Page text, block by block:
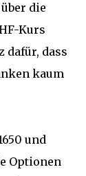
die
Kurs
dafür, dass
kaum
und
Optionen